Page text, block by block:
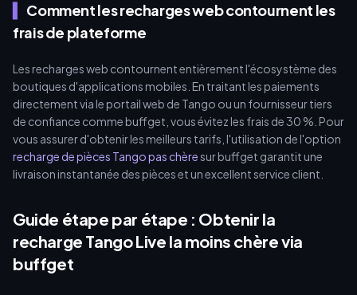
Comment les recharges web contournent les
frais de plateforme
Les recharges web contournent entièrement l'écosystème des
boutiques d'applications mobiles. En traitant les paiements
directement via le portail web de Tango ou un fournisseur tiers
de confiance comme buffget, vous évitez les frais de 30 %. Pour
vous assurer d'obtenir les meilleurs tarifs, l'utilisation de l'option
recharge de pièces Tango pas chèresur buffget garantit une
livraison instantanée des pièces et un excellent service client.
Guide étape par étape : Obtenir la
recharge Tango Live la moins chère via
buffget